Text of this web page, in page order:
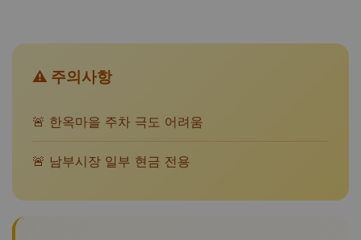
⚠️ 주의사항
🚨 한옥마을 주차 극도 어려움
🚨 남부시장 일부 현금 전용